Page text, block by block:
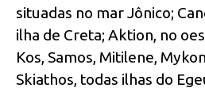
situadas no mar Jônico;
ilha de Creta; Aktion, no
Kos, Samos, Mitilene,
Skiathos, todas ilhas do